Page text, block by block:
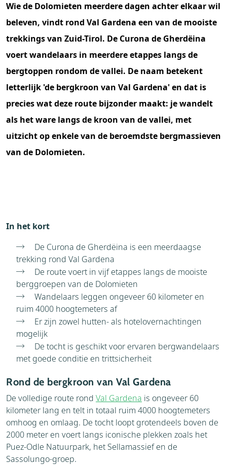
Wie de Dolomieten meerdere dagen achter elkaar wil
beleven, vindt rond Val Gardena een van de mooiste
trekkings van Zuid-Tirol. De Curona de Gherdëina
voert wandelaars in meerdere etappes langs de
bergtoppen rondom de vallei. De naam betekent
letterlijk 'de bergkroon van Val Gardena' en dat is
precies wat deze route bijzonder maakt: je wandelt
als het ware langs de kroon van de vallei, met
uitzicht op enkele van de beroemdste bergmassieven
van de Dolomieten.
In het kort
De Curona de Gherdëina is een meerdaagse
trekking rond Val Gardena
De route voert in vijf etappes langs de mooiste
berggroepen van de Dolomieten
Wandelaars leggen ongeveer 60 kilometer en
ruim 4000 hoogtemeters af
Er zijn zowel hutten- als hotelovernachtingen
mogelijk
De tocht is geschikt voor ervaren bergwandelaars
met goede conditie en trittsicherheit
Rond de bergkroon van Val Gardena
De volledige route rond Val Gardena is ongeveer 60
kilometer lang en telt in totaal ruim 4000 hoogtemeters
omhoog en omlaag. De tocht loopt grotendeels boven de
2000 meter en voert langs iconische plekken zoals het
Puez-Odle Natuurpark, het Sellamassief en de
Sassolungo-groep.